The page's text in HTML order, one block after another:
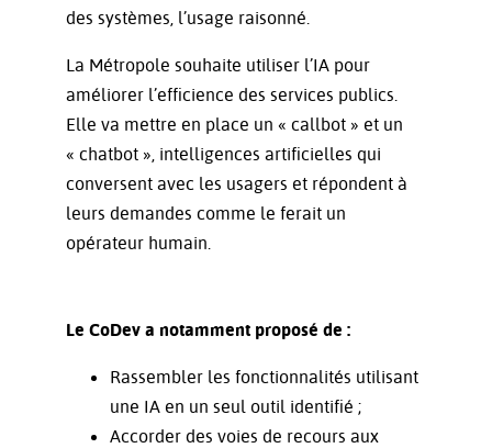
des systèmes, l’usage raisonné.
La Métropole souhaite utiliser l’IA pour
améliorer l’efficience des services publics.
Elle va mettre en place un « callbot » et un
« chatbot », intelligences artificielles qui
conversent avec les usagers et répondent à
leurs demandes comme le ferait un
opérateur humain.
Le CoDev a notamment proposé de :
Rassembler les fonctionnalités utilisant
une IA en un seul outil identifié ;
Accorder des voies de recours aux